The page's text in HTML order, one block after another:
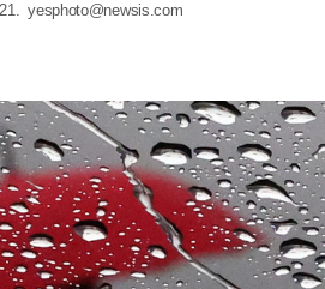
yesphoto@newsis.com